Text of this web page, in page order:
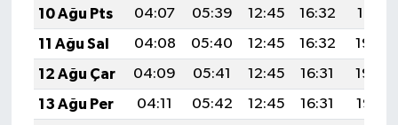
10 Ağu Pts
04:07 05:39 12:45 16:32
19:41
11 Ağu Sal
04:08 05:40 12:45 16:32
19:40
12 Ağu Çar
04:09 05:41 12:45 16:31
19:39
13 Ağu Per
04:11 05:42 12:45 16:31
19:38